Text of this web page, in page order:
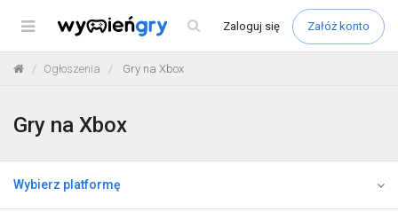
Menu Zaloguj się Załóż konto
Ogłoszenia Gry na Xbox
Gry na Xbox
Wybierz platformę